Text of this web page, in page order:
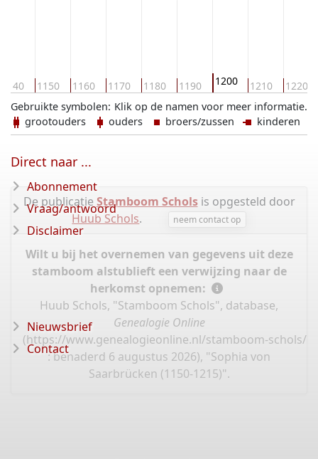
1140 1150 1160 1170 1180 1190 1200 1210 1220
Klik op de namen voor meer informatie.
Gebruikte symbolen:
grootouders
ouders broers/zussen kinderen
De publicatie Stamboom Scholsis opgesteld door
Huub Schols. neem contact op
Wilt u bij het overnemen van gegevens uit deze
stamboom alstublieft een verwijzing naar de
herkomst opnemen:
Huub Schols, "Stamboom Schols", database,
Genealogie Online
(https://www.genealogieonline.nl/stamboom-schols/
: benaderd 6 augustus 2026), "Sophia von
Saarbrücken (1150-1215)".
Direct naar ...
Abonnement
Vraag/antwoord
Disclaimer
Nieuwsbrief
Contact